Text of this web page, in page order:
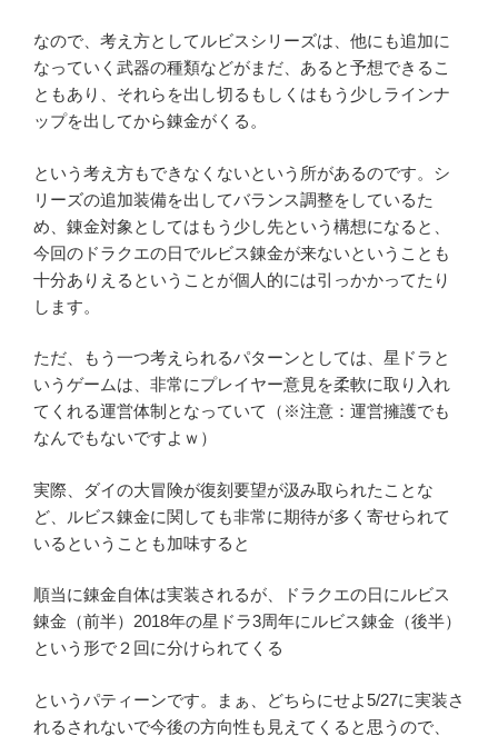
なので、考え方としてルビスシリーズは、他にも追加に
なっていく武器の種類などがまだ、あると予想できるこ
ともあり、それらを出し切るもしくはもう少しラインナ
ップを出してから錬金がくる。
という考え方もできなくないという所があるのです。シ
リーズの追加装備を出してバランス調整をしているた
め、錬金対象としてはもう少し先という構想になると、
今回のドラクエの日でルビス錬金が来ないということも
十分ありえるということが個人的には引っかかってたり
します。
ただ、もう一つ考えられるパターンとしては、星ドラと
いうゲームは、非常にプレイヤー意見を柔軟に取り入れ
てくれる運営体制となっていて（※注意：運営擁護でも
なんでもないですよｗ）
実際、ダイの大冒険が復刻要望が汲み取られたことな
ど、ルビス錬金に関しても非常に期待が多く寄せられて
いるということも加味すると
順当に錬金自体は実装されるが、ドラクエの日にルビス
錬金（前半）2018年の星ドラ3周年にルビス錬金（後半）
という形で２回に分けられてくる
というパティーンです。まぁ、どちらにせよ5/27に実装さ
れるされないで今後の方向性も見えてくると思うので、